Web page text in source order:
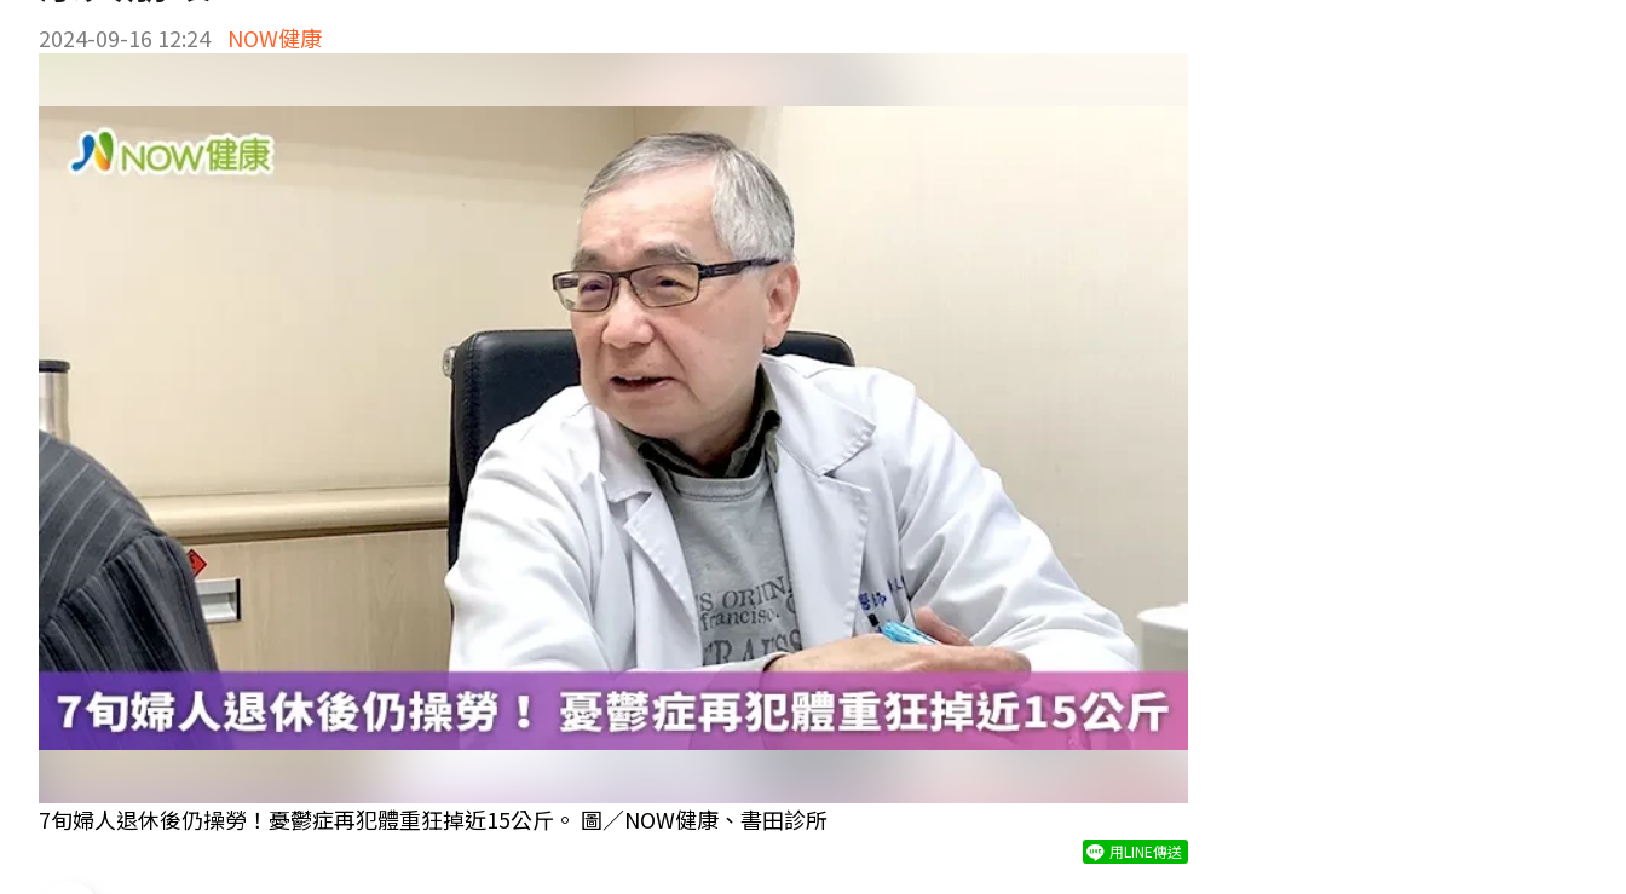
2024-09-16 12:24 NOW健康
7旬婦人退休後仍操勞！憂鬱症再犯體重狂掉近15公斤。 圖／NOW健康、書田診所
用LINE傳送